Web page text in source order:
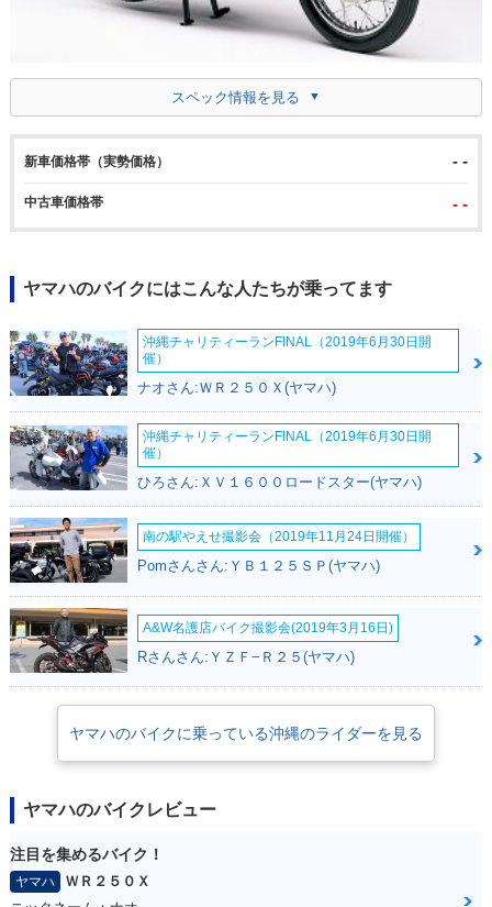
スペック情報を見る
新車価格帯（実勢価格） - -
中古車価格帯 - -
ヤマハのバイクにはこんな人たちが乗ってます
沖縄チャリティーランFINAL（2019年6月30日開
催）
ナオさん:ＷＲ２５０Ｘ(ヤマハ)
沖縄チャリティーランFINAL（2019年6月30日開
催）
ひろさん:ＸＶ１６００ロードスター(ヤマハ)
南の駅やえせ撮影会（2019年11月24日開催）
Pomさんさん:ＹＢ１２５ＳＰ(ヤマハ)
A&W名護店バイク撮影会(2019年3月16日)
Rさんさん:ＹＺＦ−Ｒ２５(ヤマハ)
ヤマハのバイクに乗っている沖縄のライダーを見る
ヤマハのバイクレビュー
注目を集めるバイク！
ヤマハ
ＷＲ２５０Ｘ